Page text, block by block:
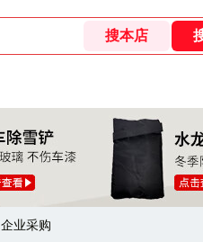
企业采购